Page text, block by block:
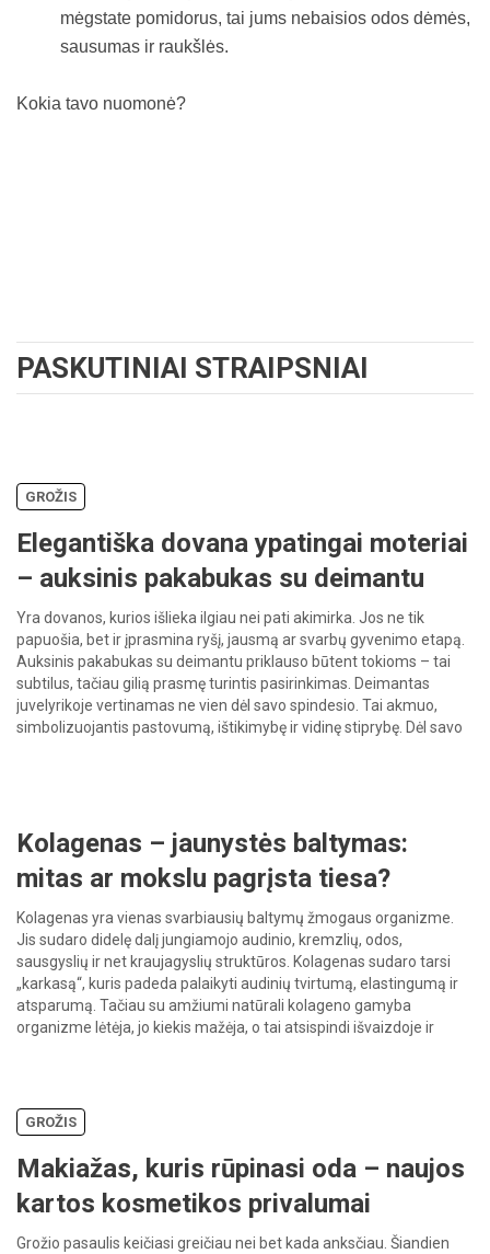
mėgstate pomidorus, tai jums nebaisios odos dėmės,
sausumas ir raukšlės.
Kokia tavo nuomonė?
PASKUTINIAI STRAIPSNIAI
GROŽIS
Elegantiška dovana ypatingai moteriai
– auksinis pakabukas su deimantu
Yra dovanos, kurios išlieka ilgiau nei pati akimirka. Jos ne tik
papuošia, bet ir įprasmina ryšį, jausmą ar svarbų gyvenimo etapą.
Auksinis pakabukas su deimantu priklauso būtent tokioms – tai
subtilus, tačiau gilią prasmę turintis pasirinkimas. Deimantas
juvelyrikoje vertinamas ne vien dėl savo spindesio. Tai akmuo,
simbolizuojantis pastovumą, ištikimybę ir vidinę stiprybę. Dėl savo
Kolagenas – jaunystės baltymas:
mitas ar mokslu pagrįsta tiesa?
Kolagenas yra vienas svarbiausių baltymų žmogaus organizme.
Jis sudaro didelę dalį jungiamojo audinio, kremzlių, odos,
sausgyslių ir net kraujagyslių struktūros. Kolagenas sudaro tarsi
„karkasą“, kuris padeda palaikyti audinių tvirtumą, elastingumą ir
atsparumą. Tačiau su amžiumi natūrali kolageno gamyba
organizme lėtėja, jo kiekis mažėja, o tai atsispindi išvaizdoje ir
GROŽIS
Makiažas, kuris rūpinasi oda – naujos
kartos kosmetikos privalumai
Grožio pasaulis keičiasi greičiau nei bet kada anksčiau. Šiandien